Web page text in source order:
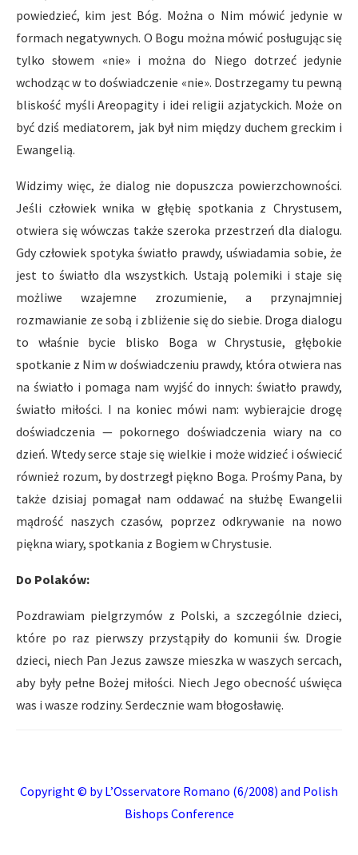
powiedzieć, kim jest Bóg. Można o Nim mówić jedynie w
formach negatywnych. O Bogu można mówić posługując się
tylko słowem «nie» i można do Niego dotrzeć jedynie
wchodząc w to doświadczenie «nie». Dostrzegamy tu pewną
bliskość myśli Areopagity i idei religii azjatyckich. Może on
być dziś mediatorem, jak był nim między duchem greckim i
Ewangelią.
Widzimy więc, że dialog nie dopuszcza powierzchowności.
Jeśli człowiek wnika w głębię spotkania z Chrystusem,
otwiera się wówczas także szeroka przestrzeń dla dialogu.
Gdy człowiek spotyka światło prawdy, uświadamia sobie, że
jest to światło dla wszystkich. Ustają polemiki i staje się
możliwe wzajemne zrozumienie, a przynajmniej
rozmawianie ze sobą i zbliżenie się do siebie. Droga dialogu
to właśnie bycie blisko Boga w Chrystusie, głębokie
spotkanie z Nim w doświadczeniu prawdy, która otwiera nas
na światło i pomaga nam wyjść do innych: światło prawdy,
światło miłości. I na koniec mówi nam: wybierajcie drogę
doświadczenia — pokornego doświadczenia wiary na co
dzień. Wtedy serce staje się wielkie i może widzieć i oświecić
również rozum, by dostrzegł piękno Boga. Prośmy Pana, by
także dzisiaj pomagał nam oddawać na służbę Ewangelii
mądrość naszych czasów, poprzez odkrywanie na nowo
piękna wiary, spotkania z Bogiem w Chrystusie.
Do Polaków:
Pozdrawiam pielgrzymów z Polski, a szczególnie dzieci,
które po raz pierwszy przystąpiły do komunii św. Drogie
dzieci, niech Pan Jezus zawsze mieszka w waszych sercach,
aby były pełne Bożej miłości. Niech Jego obecność uświęca
was i wasze rodziny. Serdecznie wam błogosławię.
Copyright © byL’Osservatore Romano (6/2008) and Polish
Bishops Conference